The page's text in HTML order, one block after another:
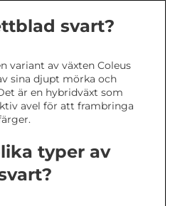
svart?
variant av växten Coleus
sina djupt mörka och
är en hybridväxt som
avel för att frambringa
typer av